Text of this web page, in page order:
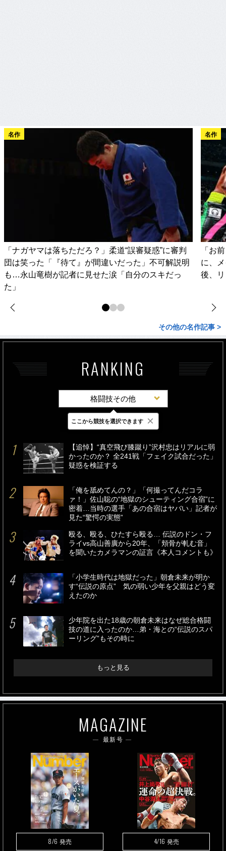
名作
「ナガヤマは落ちただろ？」柔道“誤審疑惑”に審判
団は笑った「『待て』が間違いだった」不可解説明
も…永山竜樹が記者に見せた涙「自分のスキだっ
た」
名作
「お
に、
後、
その他の名作記事 >
RANKING
格闘技その他
最新 24時間 週間
【追悼】“真空飛び膝蹴り”沢村忠はリアルに弱
かったのか？ 全241戦「フェイク試合だった」
疑惑を検証する
「俺を舐めてんの？」「何撮ってんだコラ
ァ！」佐山聡の“地獄のシューティング合宿”に
密着…当時の選手「あの合宿はヤバい」記者が
見た“驚愕の実態”
殴る、殴る、ひたすら殴る… 伝説のドン・フ
ライvs高山善廣から20年、「頬骨が軋む音」
を聞いたカメラマンの証言《本人コメントも》
「小学生時代は地獄だった」朝倉未来が明か
す“伝説の原点” 気の弱い少年を父親はどう変
えたのか
少年院を出た18歳の朝倉未来はなぜ総合格闘
技の道に入ったのか…弟・海との“伝説のスパ
ーリング”もその時に
もっと見る
MAGAZINE
最新号
8/6 発売 4/16 発売
ここから競技を選択できます ×